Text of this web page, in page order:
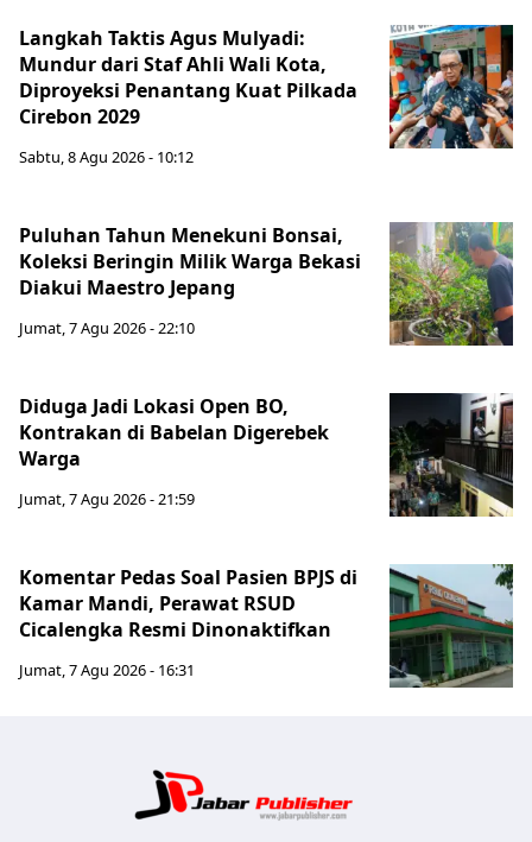
Langkah Taktis Agus Mulyadi:
Mundur dari Staf Ahli Wali Kota,
Diproyeksi Penantang Kuat Pilkada
Cirebon 2029
Sabtu, 8 Agu 2026 - 10:12
Puluhan Tahun Menekuni Bonsai,
Koleksi Beringin Milik Warga Bekasi
Diakui Maestro Jepang
Jumat, 7 Agu 2026 - 22:10
Diduga Jadi Lokasi Open BO,
Kontrakan di Babelan Digerebek
Warga
Jumat, 7 Agu 2026 - 21:59
Komentar Pedas Soal Pasien BPJS di
Kamar Mandi, Perawat RSUD
Cicalengka Resmi Dinonaktifkan
Jumat, 7 Agu 2026 - 16:31